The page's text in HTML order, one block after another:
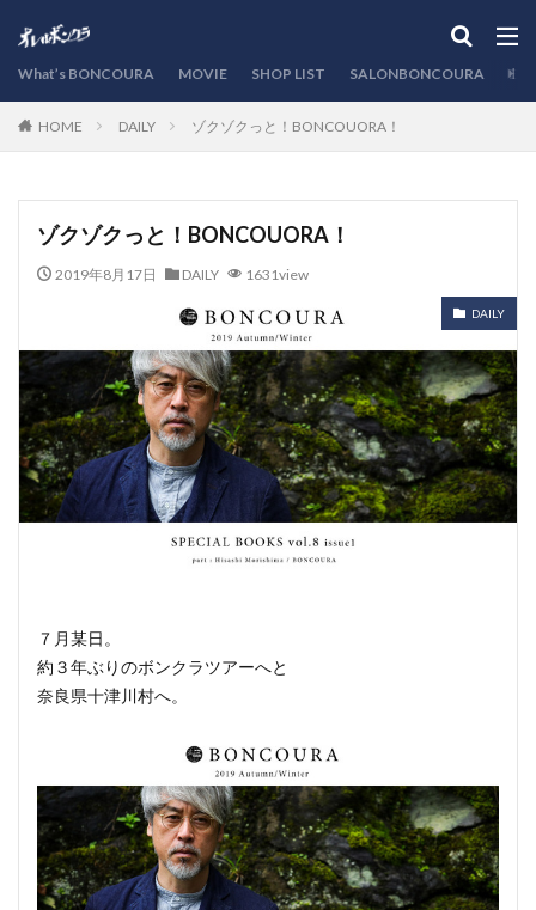
What’s BONCOURA MOVIE SHOP LIST SALONBONCOURA
HOME DAILY ゾクゾクっと！BONCOUORA！
ゾクゾクっと！BONCOUORA！
2019年8月17日 DAILY 1631view
DAILY
７月某日。
約３年ぶりのボンクラツアーへと
奈良県十津川村へ。
カテゴリー
検索